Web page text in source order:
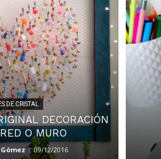
DE CRISTAL
DECORACIÓN
O MURO
- 09/12/2016